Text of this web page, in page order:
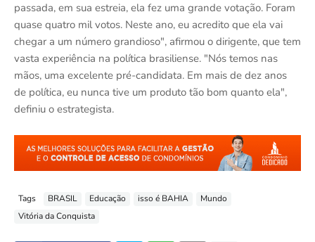
passada, em sua estreia, ela fez uma grande votação. Foram
quase quatro mil votos. Neste ano, eu acredito que ela vai
chegar a um número grandioso", afirmou o dirigente, que tem
vasta experiência na política brasiliense. "Nós temos nas
mãos, uma excelente pré-candidata. Em mais de dez anos
de política, eu nunca tive um produto tão bom quanto ela",
definiu o estrategista.
Tags BRASIL Educação isso é BAHIA
Mundo
Vitória da Conquista